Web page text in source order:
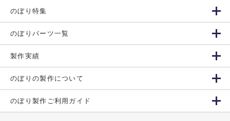
のぼり特集
のぼりパーツ一覧
製作実績
のぼりの製作について
のぼり製作ご利用ガイド